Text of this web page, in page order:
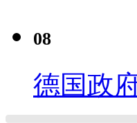
08
德国政